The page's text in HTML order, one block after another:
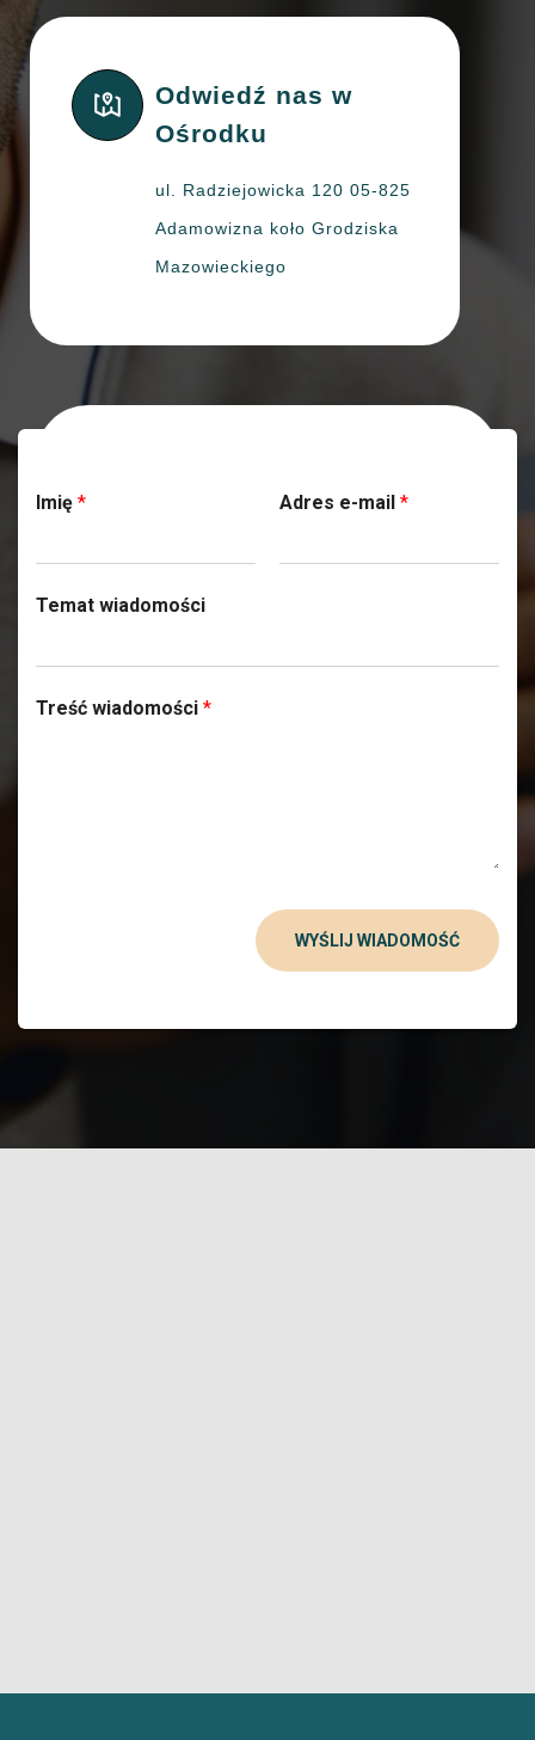
Odwiedź nas w
Ośrodku
ul. Radziejowicka 120 05-825
Adamowizna koło Grodziska
Mazowieckiego
Imię * Adres e-mail *
Temat wiadomości
Treść wiadomości *
WYŚLIJ WIADOMOŚĆ